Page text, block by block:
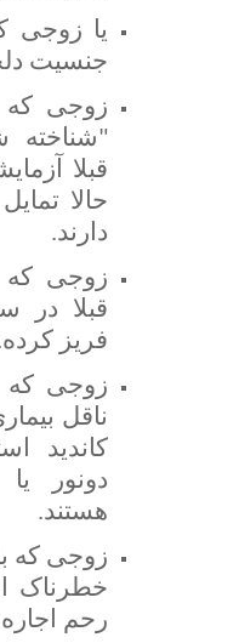
یا زوجی
جنسیت
زوجی که
"شناخته
قبلا
حالا
دارند.
زوجی که
قبلا در
فریز
زوجی که
ناقل
کاندید
دونور یا
هستند.
زوجی که
خطرناک
رحم